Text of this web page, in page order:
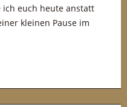
euch heute anstatt
kleinen Pause im